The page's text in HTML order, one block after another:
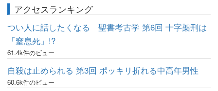
アクセスランキング
つい人に話したくなる 聖書考古学 第6回 十字架刑は
「窒息死」!?
61.4k件のビュー
自殺は止められる 第3回 ポッキリ折れる中高年男性
60.6k件のビュー